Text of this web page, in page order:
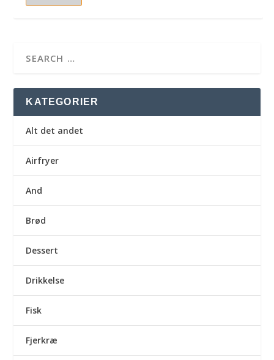
KATEGORIER
Alt det andet
Airfryer
And
Brød
Dessert
Drikkelse
Fisk
Fjerkræ